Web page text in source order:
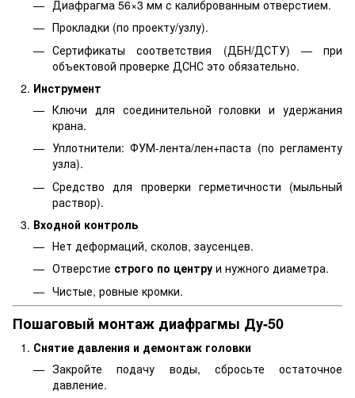
Диафрагма 56×3 мм с калиброванным отверстием.
Прокладки (по проекту/узлу).
Сертификаты соответствия (ДБН/ДСТУ) — при
объектовой проверке ДСНС это обязательно.
Инструмент
Ключи для соединительной головки и удержания
крана.
Уплотнители: ФУМ-лента/лен+паста (по регламенту
узла).
Средство для проверки герметичности (мыльный
раствор).
Входной контроль
Нет деформаций, сколов, заусенцев.
Отверстие строго по центру и нужного диаметра.
Чистые, ровные кромки.
Пошаговый монтаж диафрагмы Ду-50
Снятие давления и демонтаж головки
Закройте подачу воды, сбросьте остаточное
давление.